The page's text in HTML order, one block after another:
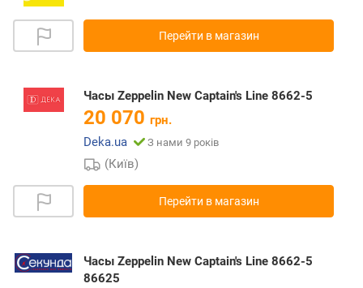
Перейти в магазин
Часы Zeppelin New Captain's Line 8662-5
20 070 грн.
Deka.ua
З нами 9 років
(Київ)
Перейти в магазин
Часы Zeppelin New Captain's Line 8662-5
86625